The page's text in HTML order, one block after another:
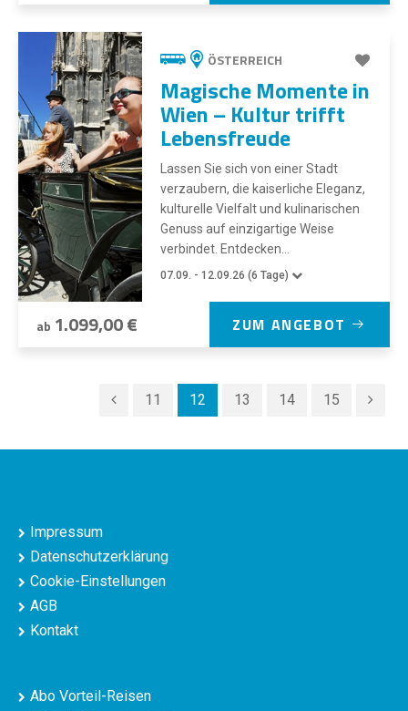
ÖSTERREICH
Magische Momente in
Wien – Kultur trifft
Lebensfreude
Lassen Sie sich von einer Stadt
verzaubern, die kaiserliche Eleganz,
kulturelle Vielfalt und kulinarischen
Genuss auf einzigartige Weise
verbindet. Entdecken...
07.09. - 12.09.26 (6 Tage)
ab 1.099,00 € ZUM ANGEBOT
11 12 13 14 15
Impressum
Datenschutzerklärung
Cookie-Einstellungen
AGB
Kontakt
Abo Vorteil-Reisen